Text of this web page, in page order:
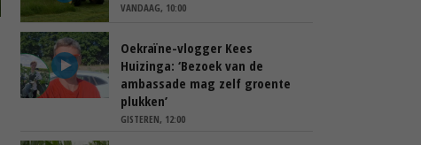
VANDAAG, 10:00
Oekraïne-vlogger Kees
Huizinga: ‘Bezoek van de
ambassade mag zelf groente
plukken’
GISTEREN, 12:00